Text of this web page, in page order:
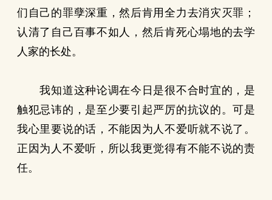
们自己的罪孽深重，然后肯用全力去消灾灭罪；
认清了自己百事不如人，然后肯死心塌地的去学
人家的长处。
我知道这种论调在今日是很不合时宜的，是
触犯忌讳的，是至少要引起严厉的抗议的。可是
我心里要说的话，不能因为人不爱听就不说了。
正因为人不爱听，所以我更觉得有不能不说的责
任。